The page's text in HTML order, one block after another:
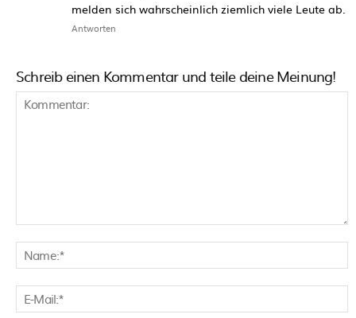
melden sich wahrscheinlich ziemlich viele Leute ab.
Antworten
Schreib einen Kommentar und teile deine Meinung!